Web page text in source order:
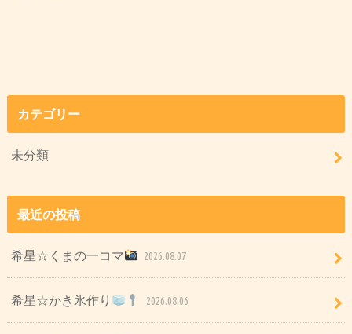
カテゴリー
未分類
最近の投稿
希星☆くまの一コマ 2026.08.07
希星☆かき氷作り 2026.08.06